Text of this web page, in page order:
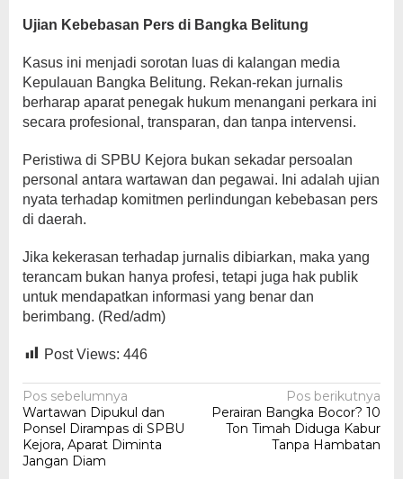
Ujian Kebebasan Pers di Bangka Belitung
Kasus ini menjadi sorotan luas di kalangan media
Kepulauan Bangka Belitung. Rekan-rekan jurnalis
berharap aparat penegak hukum menangani perkara ini
secara profesional, transparan, dan tanpa intervensi.
Peristiwa di SPBU Kejora bukan sekadar persoalan
personal antara wartawan dan pegawai. Ini adalah ujian
nyata terhadap komitmen perlindungan kebebasan pers
di daerah.
Jika kekerasan terhadap jurnalis dibiarkan, maka yang
terancam bukan hanya profesi, tetapi juga hak publik
untuk mendapatkan informasi yang benar dan
berimbang. (Red/adm)
Post Views: 446
Navigasi
pos
Pos sebelumnya
Wartawan Dipukul dan
Ponsel Dirampas di SPBU
Kejora, Aparat Diminta
Jangan Diam
Pos berikutnya
Perairan Bangka Bocor? 10
Ton Timah Diduga Kabur
Tanpa Hambatan